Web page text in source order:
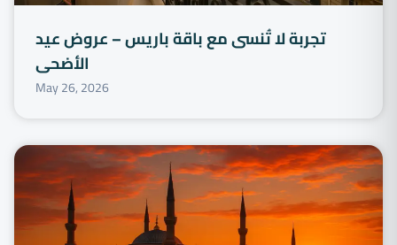
تجربة لا تُنسى مع باقة باريس – عروض عيد
الأضحى
May 26, 2026